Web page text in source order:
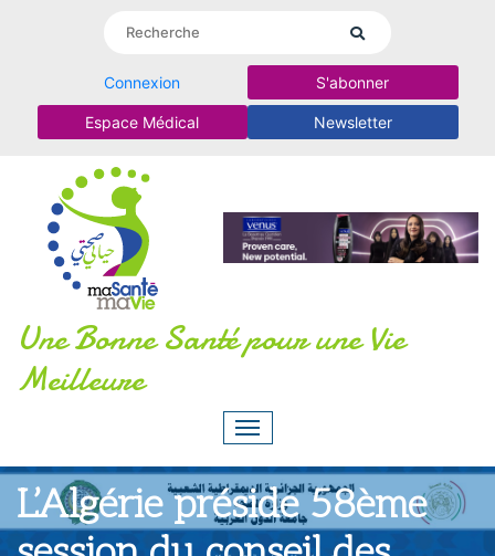
Connexion S'abonner
Espace Médical Newsletter
Une Bonne Santé pour une Vie
Meilleure
L’Algérie préside 58ème